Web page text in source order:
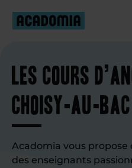
Les cours
Choisy-au-
Acadomia vous propose
des enseignants